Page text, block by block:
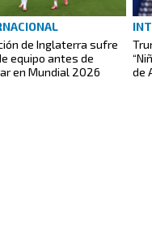
de Inglaterra sufre
equipo antes de
en Mundial 2026
de